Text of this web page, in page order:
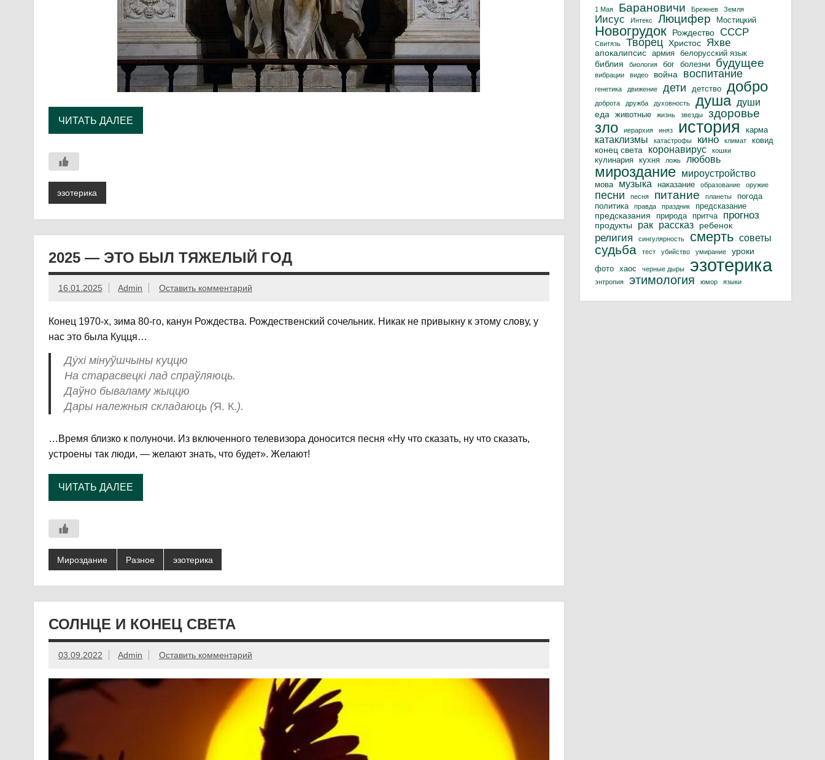
ЧИТАТЬ ДАЛЕЕ
эзотерика
2025 — ЭТО БЫЛ ТЯЖЕЛЫЙ ГОД
16.01.2025 Admin Оставить комментарий
Конец 1970-х, зима 80-го, канун Рождества. Рождественский сочельник. Никак не привыкну к этому слову, у
нас это была Куцця…
Ду́хі мінуўшчыны куццю
На старасвецкі лад спраўляюць.
Даўно бываламу жыццю
Дары належныя складаюць (Я. К.).
…Время близко к полуночи. Из включенного телевизора доносится песня «Ну что сказать, ну что сказать,
устроены так люди, — желают знать, что будет». Желают!
ЧИТАТЬ ДАЛЕЕ
Мироздание Разное эзотерика
СОЛНЦЕ И КОНЕЦ СВЕТА
03.09.2022 Admin Оставить комментарий
1 Мая Барановичи Брежнев Земля
Иисус Интекс Люцифер Мостицкий
Новогрудок Рождество СССР
Свитязь Творец Христос Яхве
апокалипсис армия белорусский язык
библия биология бог болезни будущее
вибрации видео война воспитание
генетика движение дети детство добро
доброта дружба духовность душа души
еда животные жизнь звезды здоровье
зло иерархия иняз история карма
катаклизмы катастрофы кино климат ковид
конец света коронавирус кошки
кулинария кухня ложь любовь
мироздание мироустройство
мова музыка наказание образование оружие
песни песня питание планеты
погода
политика
правда праздник предсказание
предсказания природа притча прогноз
продукты рак рассказ ребенок
религия сингулярность смерть советы
судьба тест убийство умирание уроки
фото хаос черные дыры эзотерика
энтропия этимология юмор языки